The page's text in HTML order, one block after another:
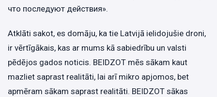
что последуют действия».
Atklāti sakot, es domāju, ka tie Latvijā ielidojušie droni,
ir vērtīgākais, kas ar mums kā sabiedrību un valsti
pēdējos gados noticis. BEIDZOT mēs sākam kaut
mazliet saprast realitāti, lai arī mikro apjomos, bet
apmēram sākam saprast realitāti. BEIDZOT sākas